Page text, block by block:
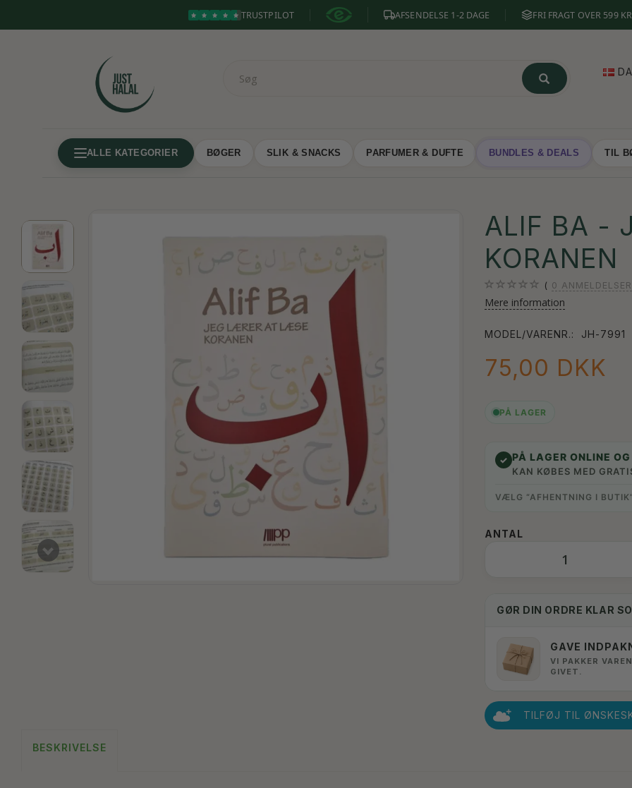
TRUSTPILOT AFSENDELSE 1-2 DAGE FRI FRAGT OVER 599
DA
ALLE KATEGORIER BØGER SLIK & SNACKS PARFUMER & DUFTE BUNDLES & DEALS TIL
ALIF BA -
KORANEN
0 ANMELDELSER
Mere information
MODEL/VARENR.: JH-7991
75,00 DKK
PÅ LAGER
✓ PÅ LAGER ONLINE
KAN KØBES MED
VÆLG “AFHENTNING I
ANTAL
GØR DIN ORDRE KLAR
GAVE
VI PAKKER
GIVET.
TILFØJ TIL
BESKRIVELSE